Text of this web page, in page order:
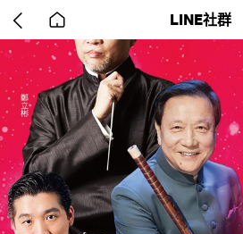
back
to
home
LINE社群